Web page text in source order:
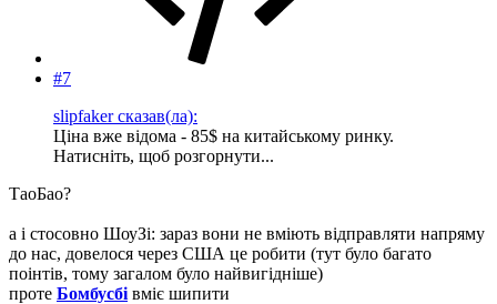
#7
slipfaker сказав(ла):
Ціна вже відома - 85$ на китайському ринку.
Натисніть, щоб розгорнути...
ТаоБао?
а і стосовно ШоуЗі: зараз вони не вміють відправляти напряму
до нас, довелося через США це робити (тут було багато
поінтів, тому загалом було найвигідніше)
проте Бомбусбі вміє шипити